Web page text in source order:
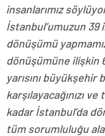
insanlarımız
İstanbul’umuzun
dönüşümü
dönüşümüne ilişkin
yarısını
karşılayacağınızı
kadar İstanbul’da
tüm sorumluluğu